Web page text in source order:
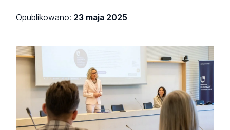
Opublikowano: 23 maja 2025